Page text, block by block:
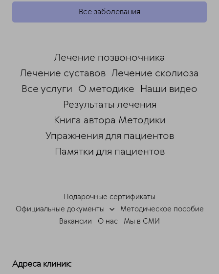
Все заболевания
Лечение позвоночника
Лечение суставов Лечение сколиоза
Все услуги О методике Наши видео
Результаты лечения
Книга автора Методики
Упражнения для пациентов
Памятки для пациентов
Подарочные сертификаты
Официальные документы
Методическое пособие
Вакансии
О нас Мы в СМИ
Адреса клиник:
Мессенджеры
Свяжитесь с нами через любой удобный